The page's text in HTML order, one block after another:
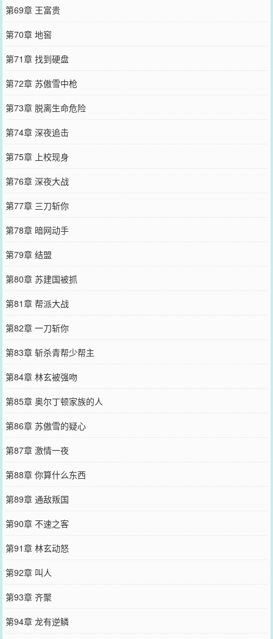
第69章 王富贵
第70章 地窖
第71章 找到硬盘
第72章 苏傲雪中枪
第73章 脱离生命危险
第74章 深夜追击
第75章 上校现身
第76章 深夜大战
第77章 三刀斩你
第78章 暗网动手
第79章 结盟
第80章 苏建国被抓
第81章 帮派大战
第82章 一刀斩你
第83章 斩杀青帮少帮主
第84章 林玄被强吻
第85章 奥尔丁顿家族的人
第86章 苏傲雪的疑心
第87章 激情一夜
第88章 你算什么东西
第89章 通敌叛国
第90章 不速之客
第91章 林玄动怒
第92章 叫人
第93章 齐聚
第94章 龙有逆鳞